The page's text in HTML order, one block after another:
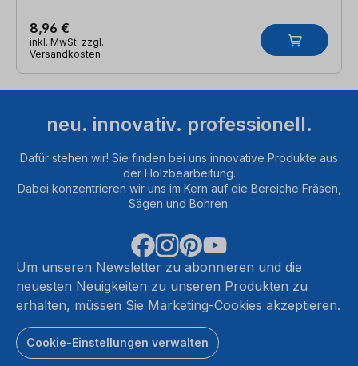
8,96 €
inkl. MwSt. zzgl.
Versandkosten
neu. innovativ. professionell.
Dafür stehen wir! Sie finden bei uns innovative Produkte aus
der Holzbearbeitung.
Dabei konzentrieren wir uns im Kern auf die Bereiche Fräsen,
Sägen und Bohren.
Um unseren Newsletter zu abonnieren und die
neuesten Neuigkeiten zu unseren Produkten zu
erhalten, müssen Sie Marketing-Cookies akzeptieren.
Cookie-Einstellungen verwalten